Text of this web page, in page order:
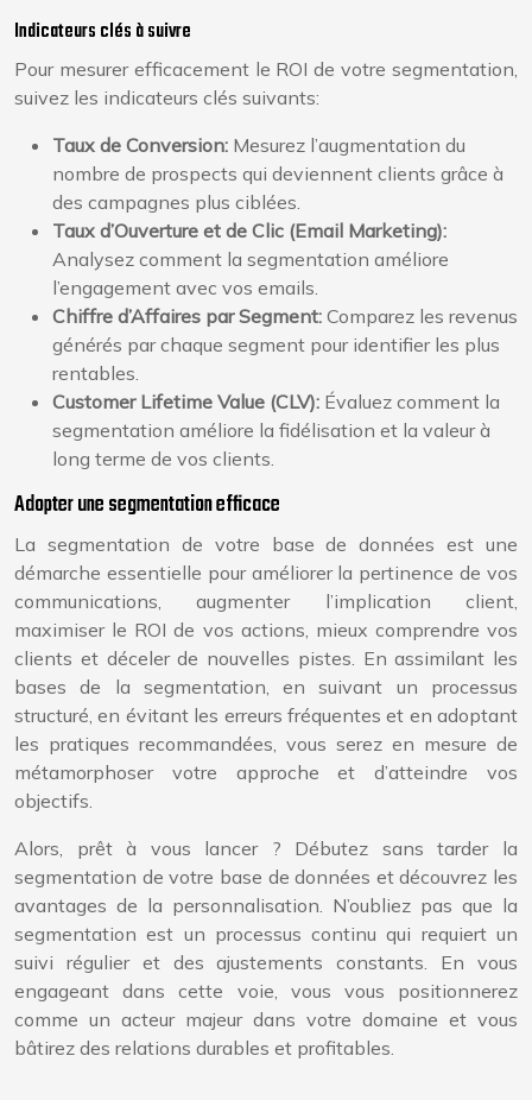
Indicateurs clés à suivre
Pour mesurer efficacement le ROI de votre segmentation,
suivez les indicateurs clés suivants:
Taux de Conversion: Mesurez l’augmentation du
nombre de prospects qui deviennent clients grâce à
des campagnes plus ciblées.
Taux d’Ouverture et de Clic (Email Marketing):
Analysez comment la segmentation améliore
l’engagement avec vos emails.
Chiffre d’Affaires par Segment: Comparez les revenus
générés par chaque segment pour identifier les plus
rentables.
Customer Lifetime Value (CLV): Évaluez comment la
segmentation améliore la fidélisation et la valeur à
long terme de vos clients.
Adopter une segmentation efficace
La segmentation de votre base de données est une
démarche essentielle pour améliorer la pertinence de vos
communications, augmenter l’implication client,
maximiser le ROI de vos actions, mieux comprendre vos
clients et déceler de nouvelles pistes. En assimilant les
bases de la segmentation, en suivant un processus
structuré, en évitant les erreurs fréquentes et en adoptant
les pratiques recommandées, vous serez en mesure de
métamorphoser votre approche et d’atteindre vos
objectifs.
Alors, prêt à vous lancer ? Débutez sans tarder la
segmentation de votre base de données et découvrez les
avantages de la personnalisation. N’oubliez pas que la
segmentation est un processus continu qui requiert un
suivi régulier et des ajustements constants. En vous
engageant dans cette voie, vous vous positionnerez
comme un acteur majeur dans votre domaine et vous
bâtirez des relations durables et profitables.